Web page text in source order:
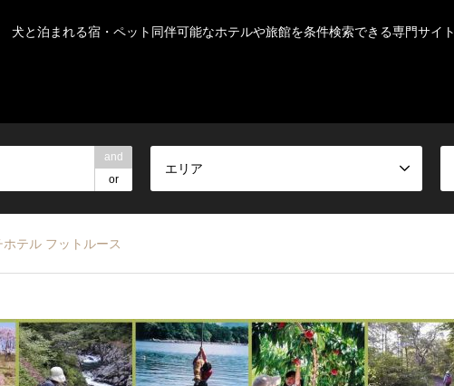
犬と泊まれる宿・ペット同伴可能なホテルや旅館を条件検索できる専門サイト
and
or
エリア
ホテル フットルース